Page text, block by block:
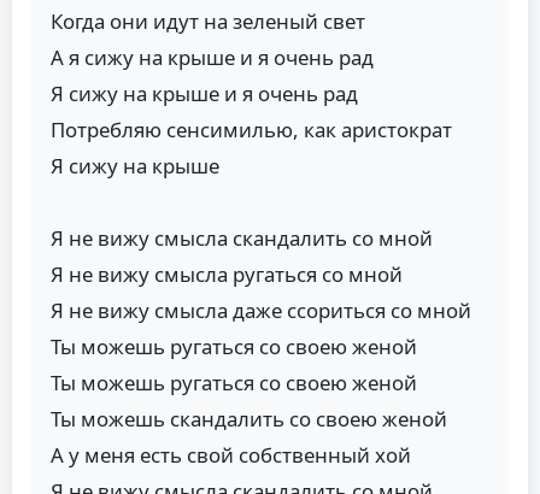
Когда они идут на зеленый свет
А я сижу на крыше и я очень рад
Я сижу на крыше и я очень рад
Потребляю сенсимилью, как аристократ
Я сижу на крыше
Я не вижу смысла скандалить со мной
Я не вижу смысла ругаться со мной
Я не вижу смысла даже ссориться со мной
Ты можешь ругаться со своею женой
Ты можешь ругаться со своею женой
Ты можешь скандалить со своею женой
А у меня есть свой собственный хой